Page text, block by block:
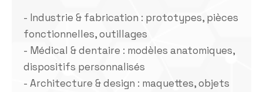
- Industrie & fabrication : prototypes, pièces
fonctionnelles, outillages
- Médical & dentaire : modèles anatomiques,
dispositifs personnalisés
- Architecture & design : maquettes, objets